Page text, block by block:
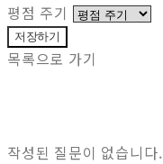
평점 주기
저장하기
목록으로 가기
작성된 질문이 없습니다.